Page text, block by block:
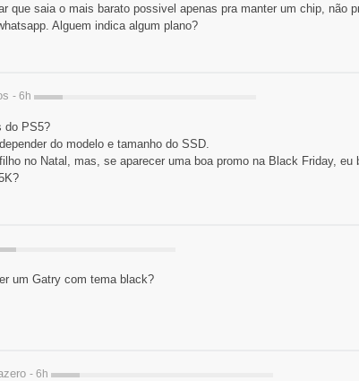
que saia o mais barato possivel apenas pra manter um chip, não
Alguem indica algum plano?
- 6h
do PS5?
do modelo e tamanho do SSD.
no Natal, mas, se aparecer uma boa promo na Black Friday, eu
um Gatry com tema black?
- 6h